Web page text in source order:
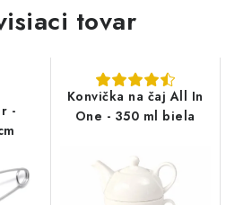
tovar
-
Konvička na čaj All In
One - 350 ml biela